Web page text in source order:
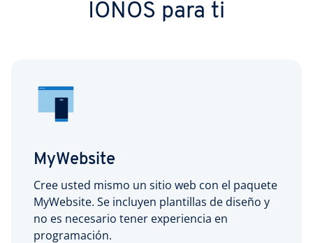
IONOS para ti
MyWebsite
Cree usted mismo un sitio web con el paquete
MyWebsite. Se incluyen plantillas de diseño y
no es necesario tener experiencia en
programación.